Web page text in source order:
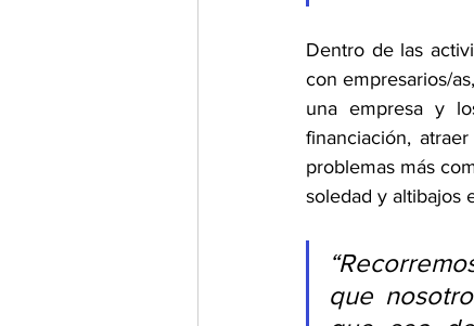
Dentro de las
con empresarios/
una empresa y
financiación,
problemas más
soledad y altibajos
que